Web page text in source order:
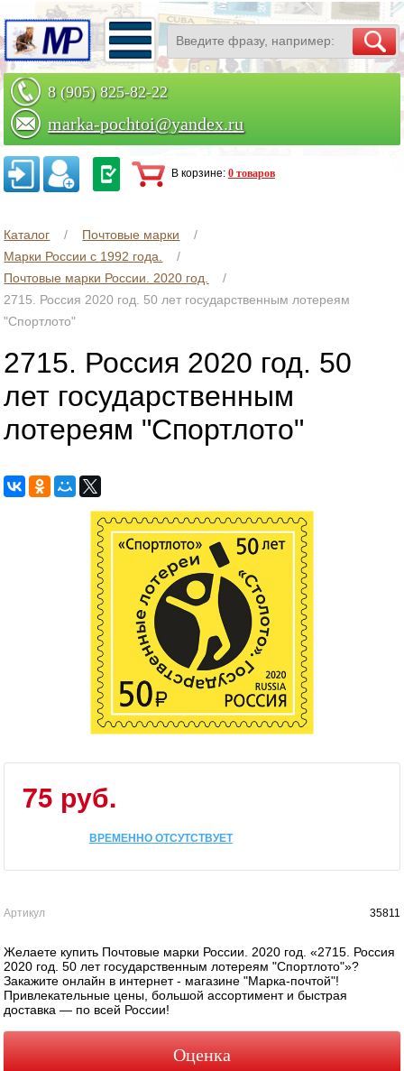
8 (905) 825-82-22
marka-pochtoi@yandex.ru
Заказать по телефону
В корзине: 0 товаров
Каталог
Почтовые марки
Марки России с 1992 года.
Почтовые марки России. 2020 год.
2715. Россия 2020 год. 50 лет государственным лотереям
"Спортлото"
2715. Россия 2020 год. 50
лет государственным
лотереям "Спортлото"
75 руб.
ВРЕМЕННО ОТСУТСТВУЕТ
Артикул 35811
Желаете купить Почтовые марки России. 2020 год. «2715. Россия
2020 год. 50 лет государственным лотереям "Спортлото"»?
Закажите онлайн в интернет - магазине "Марка-почтой"!
Привлекательные цены, большой ассортимент и быстрая
доставка — по всей России!
Оценка